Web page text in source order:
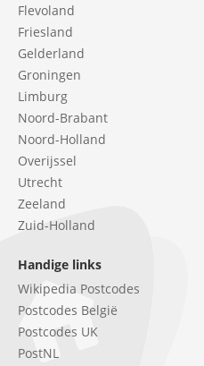
Flevoland
Friesland
Gelderland
Groningen
Limburg
Noord-Brabant
Noord-Holland
Overijssel
Utrecht
Zeeland
Zuid-Holland
Handige links
Wikipedia Postcodes
Postcodes België
Postcodes UK
PostNL